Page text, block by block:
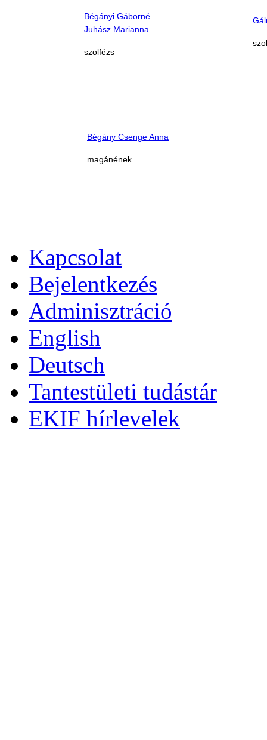
Bégányi Gáborné
Juhász Marianna
szolfézs
Bégány Csenge Anna
magánének
Kapcsolat
Bejelentkezés
Adminisztráció
English
Deutsch
Tantestületi tudástár
EKIF hírlevelek